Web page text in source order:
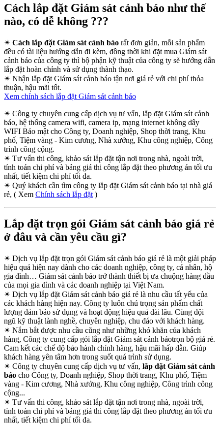
Cách lắp đặt Giám sát cảnh báo như thế
nào, có dễ không ???
✴ Cách lắp đặt Giám sát cảnh báo rất đơn giản, mỗi sản phẩm
đều có tài liệu hướng dẫn đi kèm, đồng thời khi đặt mua Giám sát
cảnh báo của công ty thì bộ phận kỹ thuật của công ty sẽ hướng dẫn
lắp đặt hoàn chỉnh và sử dụng thành thạo.
✴ Nhận lắp đặt Giám sát cảnh báo tận nơi giá rẻ với chi phí thỏa
thuận, hậu mãi tốt.
Xem chính sách lắp đặt Giám sát cảnh báo
✴ Công ty chuyên cung cấp dịch vụ tư vấn, lắp đặt Giám sát cảnh
báo, hệ thống camera wifi, camera ip, mạng internet không dây
WIFI Bảo mật cho Công ty, Doanh nghiệp, Shop thời trang, Khu
phố, Tiệm vàng - Kim cương, Nhà xưởng, Khu công nghiệp, Công
trình công cộng.
✴ Tư vấn thi công, khảo sát lắp đặt tận nơi trong nhà, ngoài trời,
tính toán chi phí và bảng giá thi công lắp đặt theo phương án tối ưu
nhất, tiết kiệm chi phí tối đa.
✴ Quý khách cần tìm công ty lắp đặt Giám sát cảnh báo tại nhà giá
rẻ, ( Xem Chính sách lắp đặt )
Lắp đặt trọn gói Giám sát cảnh báo giá rẻ
ở đâu và cần yêu cầu gì?
✴ Dịch vụ lắp đặt trọn gói Giám sát cảnh báo giá rẻ là một giải pháp
hiệu quả hiện nay dành cho các doanh nghiệp, công ty, cá nhân, hộ
gia đình… Giám sát cảnh báo trở thành thiết bị ưa chuộng hàng đầu
của mọi gia đình và các doanh nghiệp tại Việt Nam.
✴ Dịch vụ lắp đặt Giám sát cảnh báo giá rẻ là nhu cầu tất yếu của
các khách hàng hiện nay. Công ty luôn chú trọng sản phẩm chất
lượng đảm bảo sử dụng và hoạt động hiệu quả dài lâu. Cùng đội
ngũ kỹ thuật lành nghề, chuyên nghiệp, chu đáo với khách hàng.
✴ Nắm bắt được nhu cầu cũng như những khó khăn của khách
hàng, Công ty cung cấp gói lắp đặt Giám sát cảnh báotrọn bộ giá rẻ.
Cam kết các chế độ bảo hành chính hãng, hậu mãi hấp dẫn. Giúp
khách hàng yên tâm hơn trong suốt quá trình sử dụng.
✴ Công ty chuyên cung cấp dịch vụ tư vấn, lắp đặt Giám sát cảnh
báo cho Công ty, Doanh nghiệp, Shop thời trang, Khu phố, Tiệm
vàng - Kim cương, Nhà xưởng, Khu công nghiệp, Công trình công
cộng...
✴ Tư vấn thi công, khảo sát lắp đặt tận nơi trong nhà, ngoài trời,
tính toán chi phí và bảng giá thi công lắp đặt theo phương án tối ưu
nhất, tiết kiệm chi phí tối đa.